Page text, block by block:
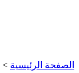
الصفحة الرئيسية >